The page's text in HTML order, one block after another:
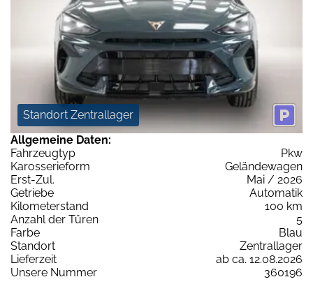
Standort Zentrallager
Allgemeine Daten:
Fahrzeugtyp
Pkw
Karosserieform
Geländewagen
Erst-Zul.
Mai / 2026
Getriebe
Automatik
Kilometerstand
100 km
Anzahl der Türen
5
Farbe
Blau
Standort
Zentrallager
Lieferzeit
ab ca. 12.08.2026
Unsere Nummer
360196